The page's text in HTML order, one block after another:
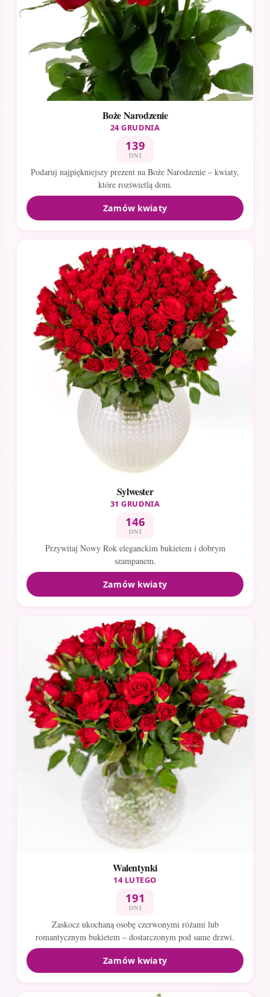
Boże Narodzenie
24 GRUDNIA
139
DNI
Podaruj najpiękniejszy prezent na Boże Narodzenie – kwiaty,
które rozświetlą dom.
Zamów kwiaty
Sylwester
31 GRUDNIA
146
DNI
Przywitaj Nowy Rok eleganckim bukietem i dobrym
szampanem.
Zamów kwiaty
Walentynki
14 LUTEGO
191
DNI
Zaskocz ukochaną osobę czerwonymi różami lub
romantycznym bukietem – dostarczonym pod same drzwi.
Zamów kwiaty